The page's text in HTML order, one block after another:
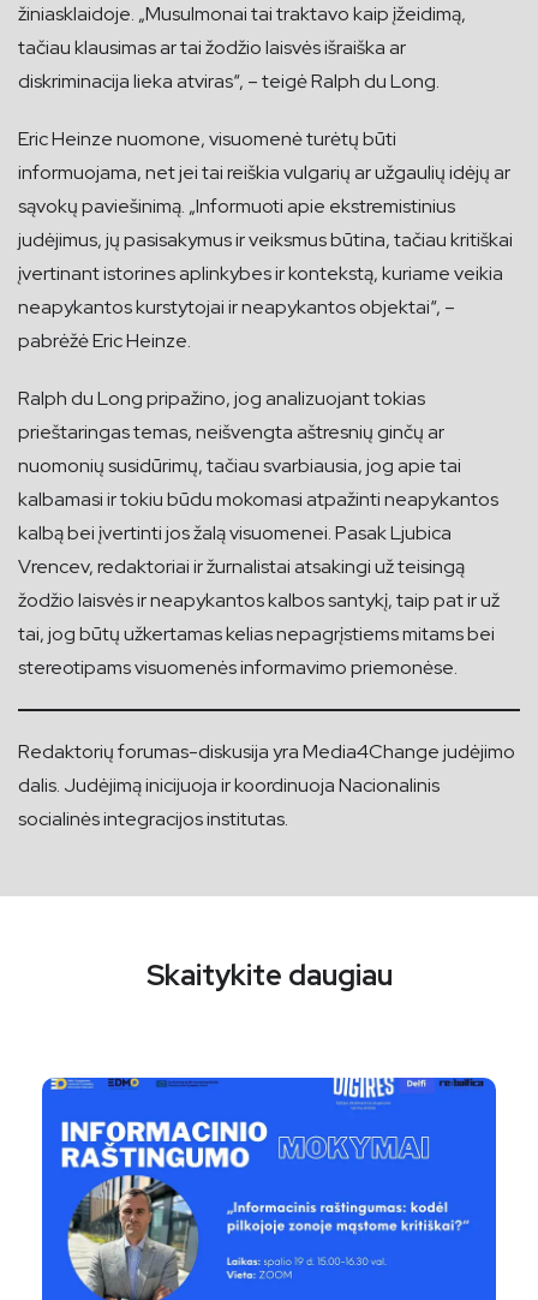
žiniasklaidoje. „Musulmonai tai traktavo kaip įžeidimą,
tačiau klausimas ar tai žodžio laisvės išraiška ar
diskriminacija lieka atviras“, – teigė Ralph du Long.
Eric Heinze nuomone, visuomenė turėtų būti
informuojama, net jei tai reiškia vulgarių ar užgaulių idėjų ar
sąvokų paviešinimą. „Informuoti apie ekstremistinius
judėjimus, jų pasisakymus ir veiksmus būtina, tačiau kritiškai
įvertinant istorines aplinkybes ir kontekstą, kuriame veikia
neapykantos kurstytojai ir neapykantos objektai“, –
pabrėžė Eric Heinze.
Ralph du Long pripažino, jog analizuojant tokias
prieštaringas temas, neišvengta aštresnių ginčų ar
nuomonių susidūrimų, tačiau svarbiausia, jog apie tai
kalbamasi ir tokiu būdu mokomasi atpažinti neapykantos
kalbą bei įvertinti jos žalą visuomenei. Pasak Ljubica
Vrencev, redaktoriai ir žurnalistai atsakingi už teisingą
žodžio laisvės ir neapykantos kalbos santykį, taip pat ir už
tai, jog būtų užkertamas kelias nepagrįstiems mitams bei
stereotipams visuomenės informavimo priemonėse.
Redaktorių forumas-diskusija yra Media4Change judėjimo
dalis. Judėjimą inicijuoja ir koordinuoja Nacionalinis
socialinės integracijos institutas.
Skaitykite daugiau